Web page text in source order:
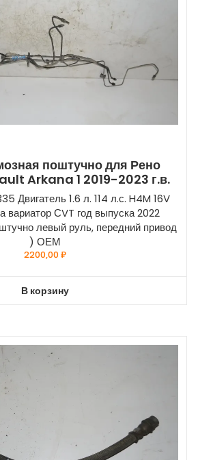
поштучно для Рено
Arkana 1 2019-2023 г.в.
Двигатель 1.6 л. 114 л.с. H4M 16V
вариатор СVT год выпуска 2022
левый руль, передний привод
) ОЕМ
2200,00₽
В корзину